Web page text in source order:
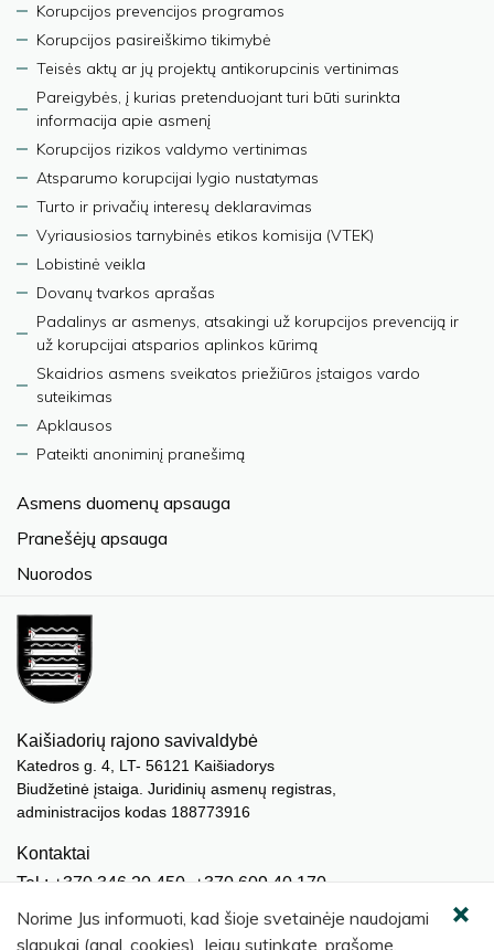
Korupcijos prevencijos programos
Korupcijos pasireiškimo tikimybė
Teisės aktų ar jų projektų antikorupcinis vertinimas
Pareigybės, į kurias pretenduojant turi būti surinkta
informacija apie asmenį
Korupcijos rizikos valdymo vertinimas
Atsparumo korupcijai lygio nustatymas
Turto ir privačių interesų deklaravimas
Vyriausiosios tarnybinės etikos komisija (VTEK)
Lobistinė veikla
Dovanų tvarkos aprašas
Padalinys ar asmenys, atsakingi už korupcijos prevenciją ir
už korupcijai atsparios aplinkos kūrimą
Skaidrios asmens sveikatos priežiūros įstaigos vardo
suteikimas
Apklausos
Pateikti anoniminį pranešimą
Asmens duomenų apsauga
Pranešėjų apsauga
Nuorodos
Kaišiadorių rajono savivaldybė
Katedros g. 4, LT- 56121 Kaišiadorys
Biudžetinė įstaiga. Juridinių asmenų registras,
administracijos kodas 188773916
Kontaktai
Tel.: +370 346 20 450, +370 609 40 170
El. paštas.: meras@kaisiadorys.lt
dokumentai@kaisiadorys.lt
Norime Jus informuoti, kad šioje svetainėje naudojami
slapukai (angl. cookies). Jeigu sutinkate, prašome,